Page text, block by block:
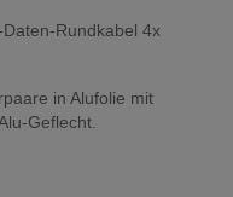
Rundkabel 4x
in Alufolie mit
Geflecht.